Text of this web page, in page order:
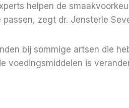
helpen de
zegt dr. Jensterle
bij sommige artsen die
voedingsmiddelen is